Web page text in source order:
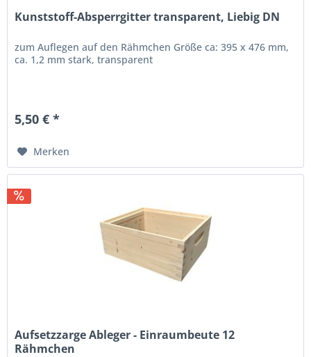
Kunststoff-Absperrgitter transparent, Liebig DN
zum Auflegen auf den Rähmchen Größe ca: 395 x 476 mm,
ca. 1,2 mm stark, transparent
5,50 € *
Merken
Aufsetzzarge Ableger - Einraumbeute 12
Rähmchen